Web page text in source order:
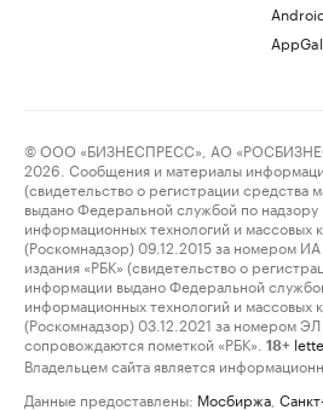
© ООО «БИЗНЕСПРЕСС», АО
2026. Сообщения и материалы
(свидетельство о регистрации средства
выдано Федеральной службой по надзору
информационных технологий и массовых
(Роскомнадзор) 09.12.2015 за номером
издания «РБК» (свидетельство о
информации выдано Федеральной
информационных технологий и массовых
(Роскомнадзор) 03.12.2021 за номером
сопровождаются пометкой «РБК».
18+
Владельцем сайта является
Данные предоставлены: Мосбиржа